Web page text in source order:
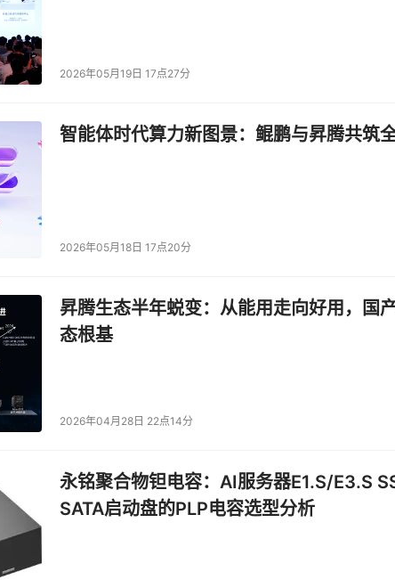
2026年05月19日 17点27分
智能体时代算力新图景：鲲鹏与昇腾共筑
2026年05月18日 17点20分
昇腾生态半年蜕变：从能用走向好用，国
态根基
2026年04月28日 22点14分
永铭聚合物钽电容：AI服务器E1.S/E3.S
SATA启动盘的PLP电容选型分析